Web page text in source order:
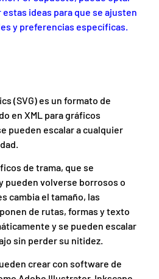
ideas para que se ajusten
y preferencias específicas.
(SVG) es un formato de
en XML para gráficos
pueden escalar a cualquier
de trama, que se
pueden volverse borrosos o
cambia el tamaño, las
de rutas, formas y texto
y se pueden escalar
sin perder su nitidez.
crear con software de